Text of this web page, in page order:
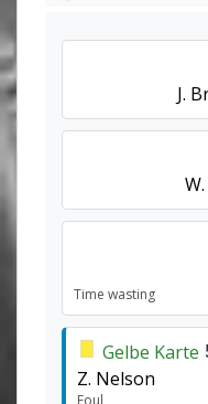
J.
Time wasting
Gelbe Karte
Z. Nelson
Foul